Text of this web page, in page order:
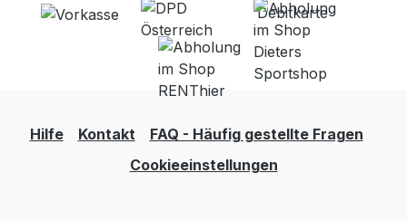
Hilfe Kontakt
FAQ - Häufig gestellte Fragen
Cookieeinstellungen